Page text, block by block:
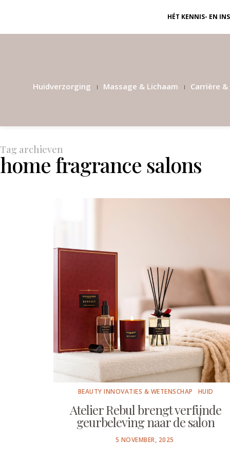
HÉT KENNIS- EN
Huidverzorging Massage & Lichaam Carrière
Tag archieven
home fragrance salons
BEAUTY INNOVATIES & WETENSCHAP HUID
Atelier Rebul brengt verfijnde
geurbeleving naar de salon
POSTED
5 NOVEMBER, 2025